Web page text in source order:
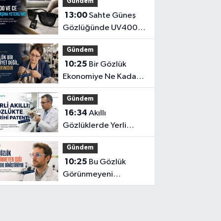
Gündem
13:00Sahte Güneş
Gözlüğünde UV400
ve CE İbaresi Tek
Başına Yeterli mi?
Gündem
10:25
Ekonomiye Ne Kadar
Katkı Sağlayabilir?
Gündem
16:34 Akıllı
Gözlüklerde Yerli
İnovasyon: Depresyon
Teşhis Eden Gözlüğe
Türkpatent Onayı
Gündem
10:25
Görünmeyeni
Görüntüye